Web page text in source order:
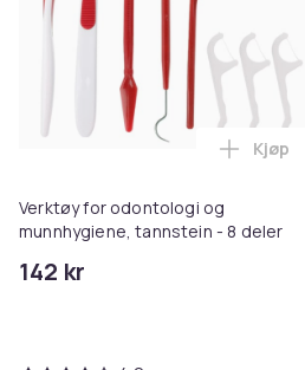
Verktøy for odontologi og
munnhygiene, tannstein - 8 deler
142 kr
Legg
Kjøp